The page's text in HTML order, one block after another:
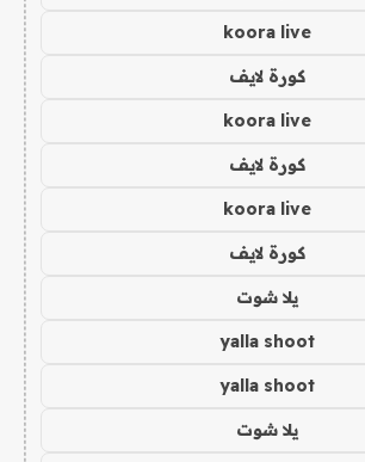
koora live
كورة لايف
koora live
كورة لايف
koora live
كورة لايف
يلا شوت
yalla shoot
yalla shoot
يلا شوت